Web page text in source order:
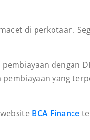
di perkotaan.
dengan
yang
BCA Finance